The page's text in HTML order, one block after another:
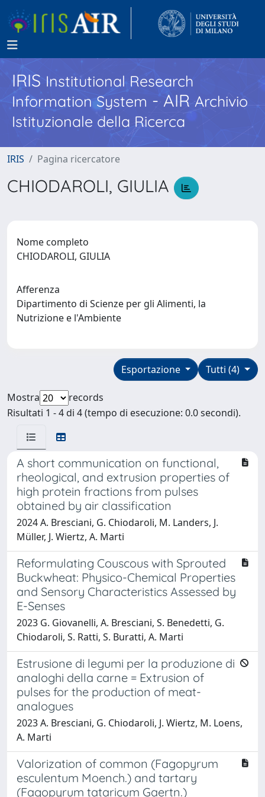
IRISInstitutional Research
Information System - AIR Archivio
Istituzionale della Ricerca
IRIS Pagina ricercatore
CHIODAROLI, GIULIA
Nome completo
CHIODAROLI, GIULIA
Afferenza
Dipartimento di Scienze per gli Alimenti, la
Nutrizione e l'Ambiente
Tutti (4)
Esportazione
Mostra
records
Risultati 1 - 4 di 4 (tempo di esecuzione: 0.0 secondi).
A short communication on functional,
rheological, and extrusion properties of
high protein fractions from pulses
obtained by air classification
2024 A. Bresciani, G. Chiodaroli, M. Landers, J.
Müller, J. Wiertz, A. Marti
Reformulating Couscous with Sprouted
Buckwheat: Physico-Chemical Properties
and Sensory Characteristics Assessed by
E-Senses
2023 G. Giovanelli, A. Bresciani, S. Benedetti, G.
Chiodaroli, S. Ratti, S. Buratti, A. Marti
Estrusione di legumi per la produzione di
analoghi della carne = Extrusion of
pulses for the production of meat-
analogues
2023 A. Bresciani, G. Chiodaroli, J. Wiertz, M. Loens,
A. Marti
Valorization of common (Fagopyrum
esculentum Moench.) and tartary
(Fagopyrum tataricum Gaertn.)